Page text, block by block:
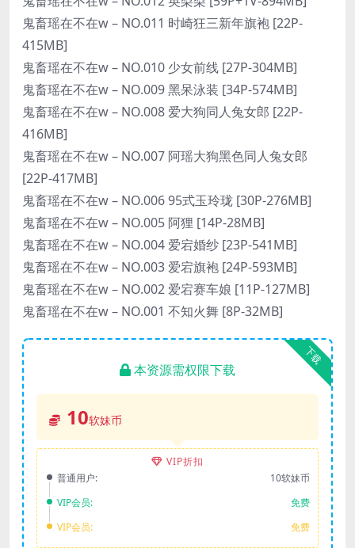
鬼畜瑶在不在w – NO.011 时崎狂三新年旗袍 [22P-
415MB]
鬼畜瑶在不在w – NO.010 少女前线 [27P-304MB]
鬼畜瑶在不在w – NO.009 黑呆泳装 [34P-574MB]
鬼畜瑶在不在w – NO.008 爱大狗同人兔女郎 [22P-
416MB]
鬼畜瑶在不在w – NO.007 阿瑶大狗黑色同人兔女郎
[22P-417MB]
鬼畜瑶在不在w – NO.006 95式玉玲珑 [30P-276MB]
鬼畜瑶在不在w – NO.005 阿狸 [14P-28MB]
鬼畜瑶在不在w – NO.004 爱宕婚纱 [23P-541MB]
鬼畜瑶在不在w – NO.003 爱宕旗袍 [24P-593MB]
鬼畜瑶在不在w – NO.002 爱宕赛车娘 [11P-127MB]
鬼畜瑶在不在w – NO.001 不知火舞 [8P-32MB]
下载
本资源需权限下载
10软妹币
VIP折扣
普通用户:
10软妹币
VIP会员:
免费
VIP会员:
免费